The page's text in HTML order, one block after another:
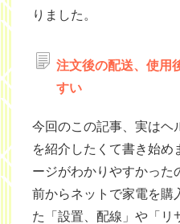
りました。
注文後の配送、使用
すい
今回のこの記事、実はヘ
を紹介したくて書き始め
ージがわかりやすかった
前からネットで家電を購
た「設置、配線」や「リ